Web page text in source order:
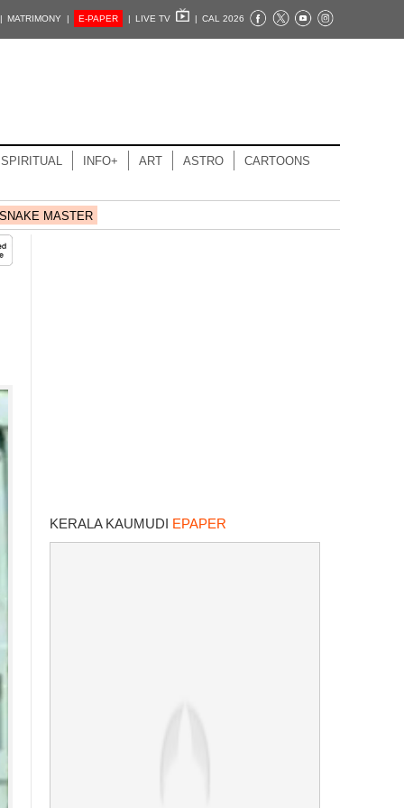
MATRIMONY | E-PAPER | LIVE TV | CAL 2026
SPIRITUAL INFO+ ART ASTRO CARTOONS
MASTER
KERALA KAUMUDI EPAPER